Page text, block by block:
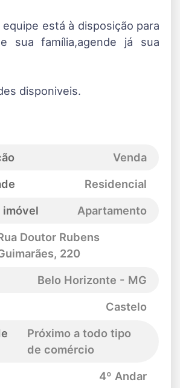
está à disposição para
sua família,agende já sua
disponiveis.
Venda
Residencial
imóvel
Apartamento
Doutor Rubens
, 220
Belo Horizonte - MG
Castelo
Próximo a todo tipo
de comércio
4º Andar